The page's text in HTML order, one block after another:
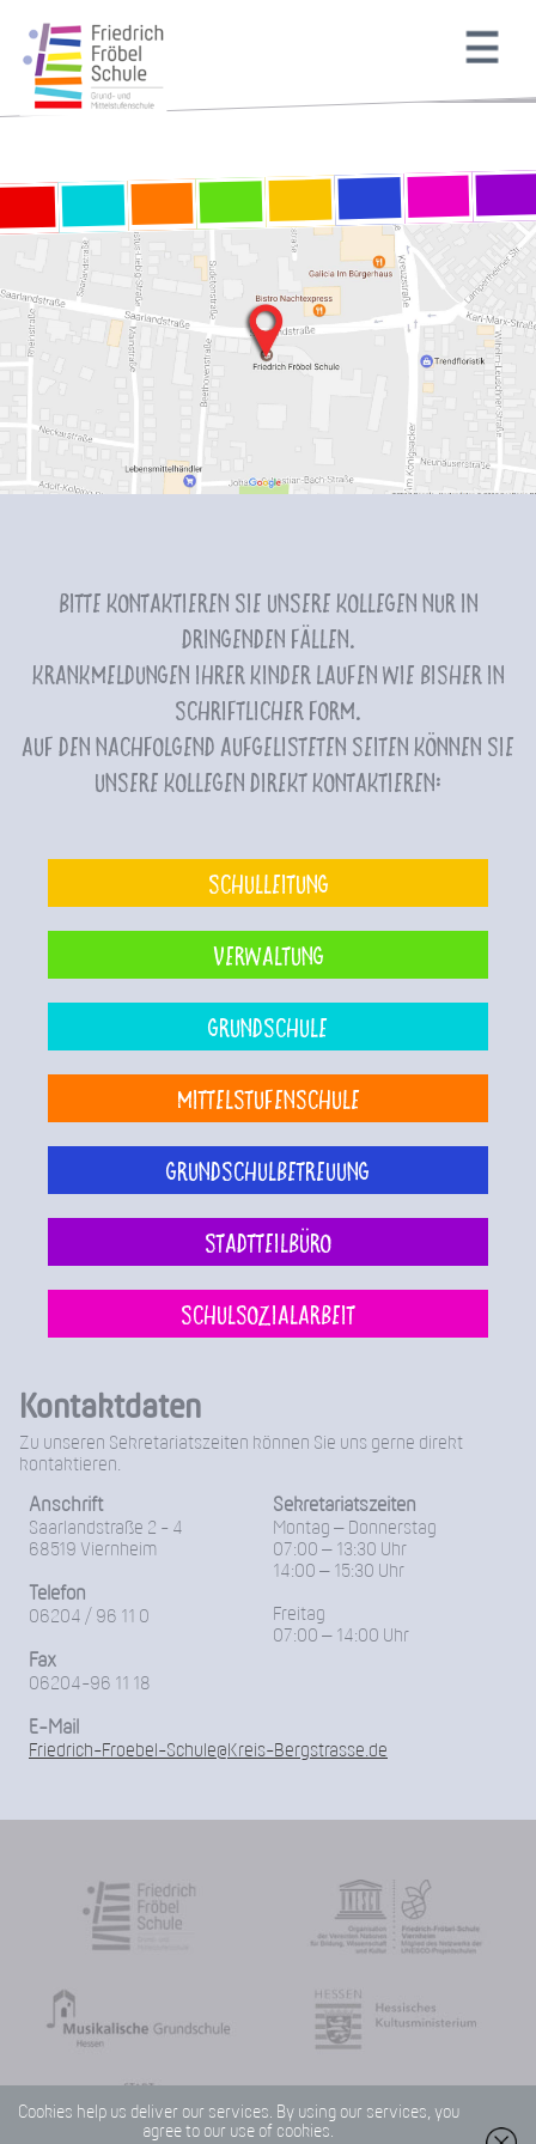
Bitte kontaktieren Sie unsere Kollegen nur in
dringenden Fällen.
Krankmeldungen Ihrer Kinder laufen wie bisher in
schriftlicher Form.
Auf den nachfolgend aufgelisteten Seiten können Sie
unsere Kollegen direkt kontaktieren:
Schulleitung
Verwaltung
Grundschule
Mittelstufenschule
Grundschulbetreuung
Stadtteilbüro
Schulsozialarbeit
Kontaktdaten
Zu unseren Sekretariatszeiten können Sie uns gerne direkt
kontaktieren.
Anschrift
Saarlandstraße 2 - 4
68519 Viernheim
Telefon
06204 / 96 11 0
Fax
06204-96 11 18
Sekretariatszeiten
Montag – Donnerstag
07:00 – 13:30 Uhr
14:00 – 15:30 Uhr
Freitag
07:00 – 14:00 Uhr
E-Mail
Friedrich-Froebel-Schule@Kreis-Bergstrasse.de
Cookies help us deliver our services. By using our services, you
agree to our use of cookies.